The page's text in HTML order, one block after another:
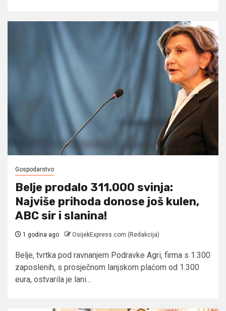
Gospodarstvo
Belje prodalo 311.000 svinja:
Najviše prihoda donose još kulen,
ABC sir i slanina!
1 godina ago OsijekExpress.com (Redakcija)
Belje, tvrtka pod ravnanjem Podravke Agri, firma s 1.300
zaposlenih, s prosječnom lanjskom plaćom od 1.300
eura, ostvarila je lani...